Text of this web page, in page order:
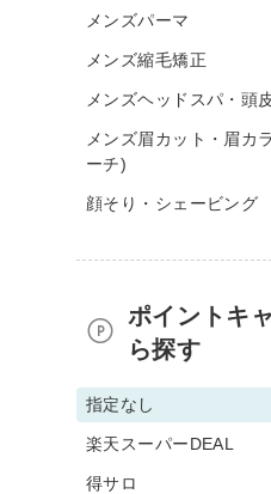
メンズパーマ
メンズ縮毛矯正
メンズヘッドスパ・頭
メンズ眉カット・眉カ
ーチ)
顔そり・シェービング
ポイントキ
ら探す
指定なし
楽天スーパーDEAL
得サロ